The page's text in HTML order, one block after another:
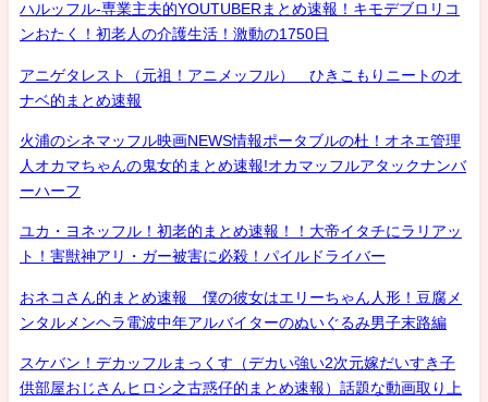
ハルッフル-専業主夫的YOUTUBERまとめ速報！キモデブロリコ
ンおたく！初老人の介護生活！激動の1750日
アニゲタレスト（元祖！アニメッフル） ひきこもりニートのオ
ナベ的まとめ速報
火浦のシネマッフル映画NEWS情報ポータブルの杜！オネエ管理
人オカマちゃんの鬼女的まとめ速報!オカマッフルアタックナンバ
ーハーフ
ユカ・ヨネッフル！初老的まとめ速報！！大帝イタチにラリアッ
ト！害獣神アリ・ガー被害に必殺！パイルドライバー
おネコさん的まとめ速報 僕の彼女はエリーちゃん人形！豆腐メ
ンタルメンヘラ電波中年アルバイターのぬいぐるみ男子末路編
スケバン！デカッフルまっくす（デカい強い2次元嫁だいすき子
供部屋おじさんヒロシ之古惑仔的まとめ速報）話題な動画取り上